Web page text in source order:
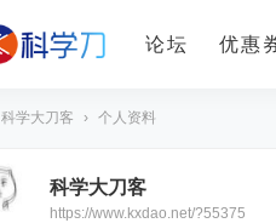
论坛 优惠
科学大刀客 › 个人资料
科学大刀客
https://www.kxdao.net/?55375